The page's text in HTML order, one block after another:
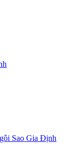
Sao Gia Định